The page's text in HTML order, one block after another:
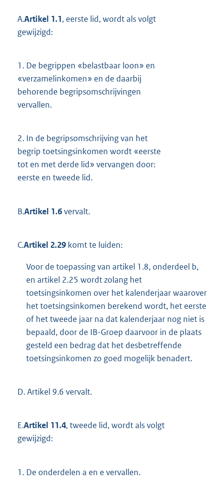
A.Artikel 1.1, eerste lid, wordt als volgt
gewijzigd:
1. De begrippen «belastbaar loon» en
«verzamelinkomen» en de daarbij
behorende begripsomschrijvingen
vervallen.
2. In de begripsomschrijving van het
begrip toetsingsinkomen wordt «eerste
tot en met derde lid» vervangen door:
eerste en tweede lid.
B.Artikel 1.6vervalt.
C.Artikel 2.29 komt te luiden:
Voor de toepassing van artikel 1.8, onderdeel b,
en artikel 2.25 wordt zolang het
toetsingsinkomen over het kalenderjaar waarover
het toetsingsinkomen berekend wordt, het eerste
of het tweede jaar na dat kalenderjaar nog niet is
bepaald, door de IB-Groep daarvoor in de plaats
gesteld een bedrag dat het desbetreffende
toetsingsinkomen zo goed mogelijk benadert.
D.Artikel 9.6 vervalt.
E.Artikel 11.4, tweede lid, wordt als volgt
gewijzigd:
1. De onderdelen a en e vervallen.